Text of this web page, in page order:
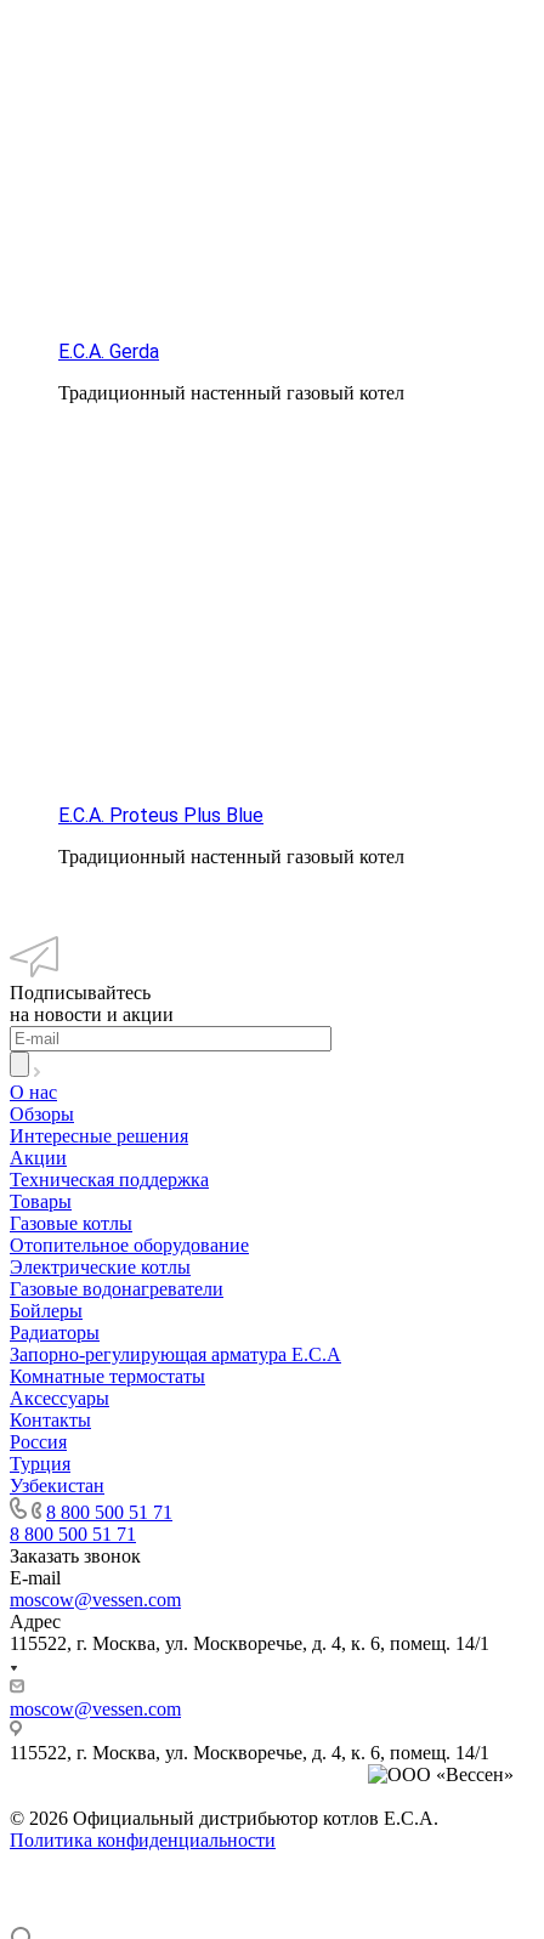
E.C.A. Gerda
Традиционный настенный газовый котел
E.C.A. Proteus Plus Blue
Традиционный настенный газовый котел
Подписывайтесь
на новости и акции
О нас
Обзоры
Интересные решения
Акции
Техническая поддержка
Товары
Газовые котлы
Отопительное оборудование
Электрические котлы
Газовые водонагреватели
Бойлеры
Радиаторы
Запорно-регулирующая арматура E.C.A
Комнатные термостаты
Аксессуары
Контакты
Россия
Турция
Узбекистан
8 800 500 51 71
8 800 500 51 71
Заказать звонок
E-mail
moscow@vessen.com
Адрес
115522, г. Москва, ул. Москворечье, д. 4, к. 6, помещ. 14/1
moscow@vessen.com
115522, г. Москва, ул. Москворечье, д. 4, к. 6, помещ. 14/1
© 2026 Официальный дистрибьютор котлов E.C.A.
Политика конфиденциальности